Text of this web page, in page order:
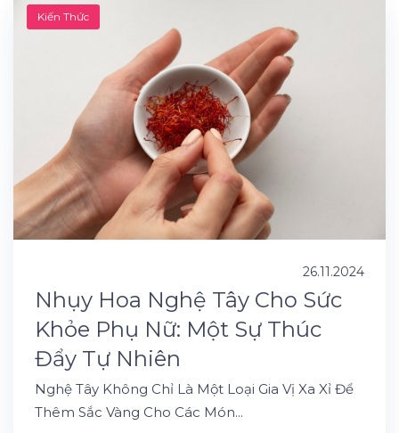
Kiến Thức
26.11.2024
Nhụy Hoa Nghệ Tây Cho Sức
Khỏe Phụ Nữ: Một Sự Thúc
Đẩy Tự Nhiên
Nghệ Tây Không Chỉ Là Một Loại Gia Vị Xa Xỉ Để
Thêm Sắc Vàng Cho Các Món...